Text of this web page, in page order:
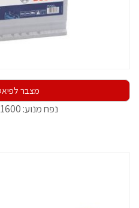
מצבר
נפח מנוע: 1400/1600 סמ“ק